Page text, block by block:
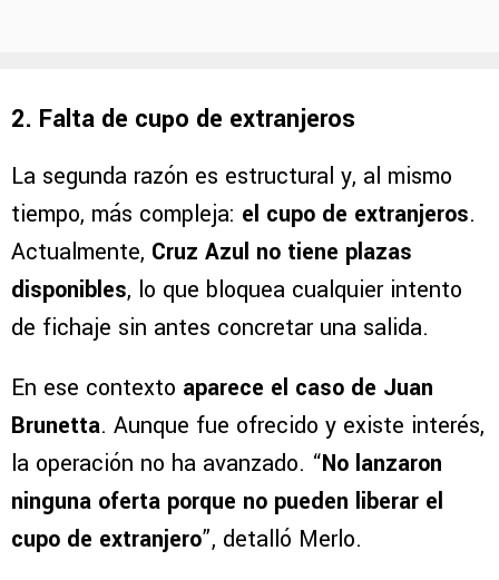
2. Falta de cupo de extranjeros
La segunda razón es estructural y, al mismo
tiempo, más compleja: el cupo de extranjeros.
Actualmente, Cruz Azul no tiene plazas
disponibles, lo que bloquea cualquier intento
de fichaje sin antes concretar una salida.
En ese contexto aparece el caso de Juan
Brunetta. Aunque fue ofrecido y existe interés,
la operación no ha avanzado. “No lanzaron
ninguna oferta porque no pueden liberar el
cupo de extranjero”, detalló Merlo.